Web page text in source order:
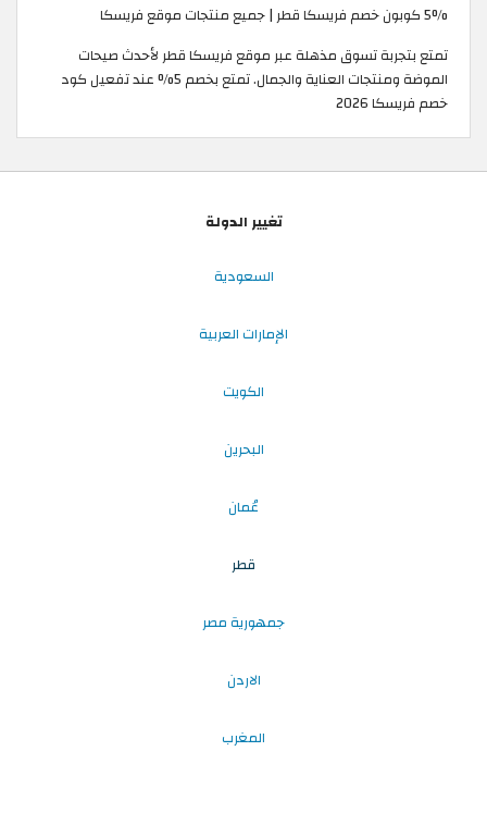
5% كوبون خصم فريسكا قطر | جميع منتجات موقع فريسكا
تمتع بتجربة تسوق مذهلة عبر موقع فريسكا قطر لأحدث صيحات
الموضة ومنتجات العناية والجمال. تمتع بخصم 5% عند تفعيل كود
خصم فريسكا 2026
تغيير الدولة
السعودية
الإمارات العربية
الكويت
البحرين
عُمان
قطر
جمهورية مصر
الاردن
المغرب